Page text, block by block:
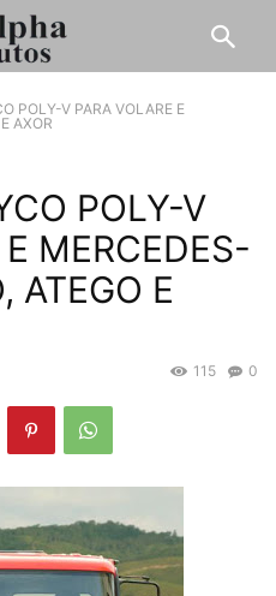
POLY-V PARA VOLARE E
AXOR
POLY-V
MERCEDES-
ATEGO E
0
115